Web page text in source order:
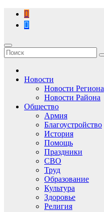
Перейти
содержимому
Новости
Новости Региона
Новости Района
Общество
Армия
Благоустройство
История
Помощь
Праздники
СВО
Труд
Образование
Культура
Здоровье
Религия